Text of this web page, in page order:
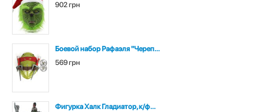
902 грн
Боевой набор Рафаэля "Череп...
569 грн
Фигурка Халк Гладиатор, к/ф...